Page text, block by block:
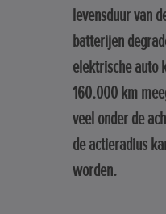
levensduur van
batterijen
elektrische auto
160.000 km
veel onder de
de actieradius
worden.